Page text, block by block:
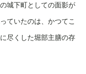
城下町としての面影が
ていたのは、かつてこ
尽くした堀部主膳の存